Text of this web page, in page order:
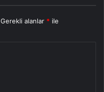
Gerekli alanlar * ile